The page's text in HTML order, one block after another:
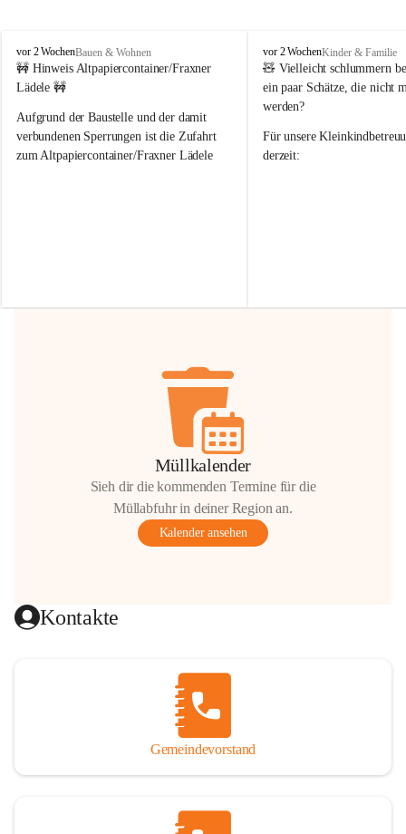
F
r
a
e
r
n
vor 2 WochenBauen & Wohnen
🚧 Hinweis Altpapiercontainer/Fraxner
Lädele 🚧
Aufgrund der Baustelle und der damit
verbundenen Sperrungen ist die Zufahrt
zum Altpapiercontainer/Fraxner Lädele
Hilfsbereitschaft!
F
r
a
x
r
n
vor 2 WochenKinder & Familie
🧸 Vielleicht schlummern
ein paar Schätze, die nicht
werden?
Für unsere
derzeit:
Müllkalender
Sieh dir die kommenden Termine für die
Müllabfuhr in deiner Region an.
Kalender ansehen
Kontakte
Gemeindevorstand